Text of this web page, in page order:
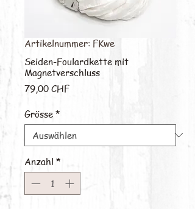
Artikelnummer: FKwe
Seiden-Foulardkette mit
Magnetverschluss
79,00 CHFPreis
Grösse *
Anzahl *